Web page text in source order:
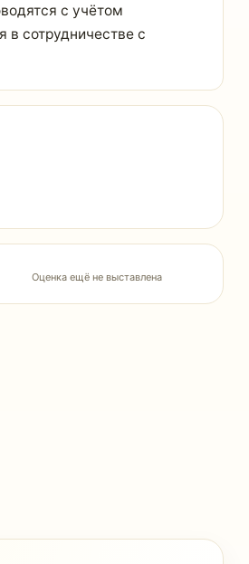
с учётом
сотрудничестве с
Оценка ещё не выставлена